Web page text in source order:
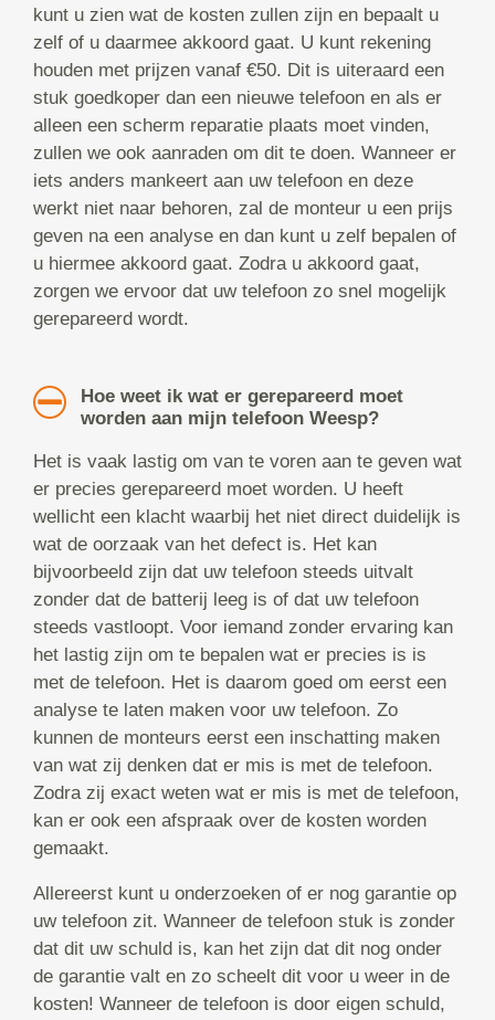
kunt u zien wat de kosten zullen zijn en bepaalt u
zelf of u daarmee akkoord gaat. U kunt rekening
houden met prijzen vanaf €50. Dit is uiteraard een
stuk goedkoper dan een nieuwe telefoon en als er
alleen een scherm reparatie plaats moet vinden,
zullen we ook aanraden om dit te doen. Wanneer er
iets anders mankeert aan uw telefoon en deze
werkt niet naar behoren, zal de monteur u een prijs
geven na een analyse en dan kunt u zelf bepalen of
u hiermee akkoord gaat. Zodra u akkoord gaat,
zorgen we ervoor dat uw telefoon zo snel mogelijk
gerepareerd wordt.
Hoe weet ik wat er gerepareerd moet
worden aan mijn telefoon Weesp?
Het is vaak lastig om van te voren aan te geven wat
er precies gerepareerd moet worden. U heeft
wellicht een klacht waarbij het niet direct duidelijk is
wat de oorzaak van het defect is. Het kan
bijvoorbeeld zijn dat uw telefoon steeds uitvalt
zonder dat de batterij leeg is of dat uw telefoon
steeds vastloopt. Voor iemand zonder ervaring kan
het lastig zijn om te bepalen wat er precies is is
met de telefoon. Het is daarom goed om eerst een
analyse te laten maken voor uw telefoon. Zo
kunnen de monteurs eerst een inschatting maken
van wat zij denken dat er mis is met de telefoon.
Zodra zij exact weten wat er mis is met de telefoon,
kan er ook een afspraak over de kosten worden
gemaakt.
Allereerst kunt u onderzoeken of er nog garantie op
uw telefoon zit. Wanneer de telefoon stuk is zonder
dat dit uw schuld is, kan het zijn dat dit nog onder
de garantie valt en zo scheelt dit voor u weer in de
kosten! Wanneer de telefoon is door eigen schuld,